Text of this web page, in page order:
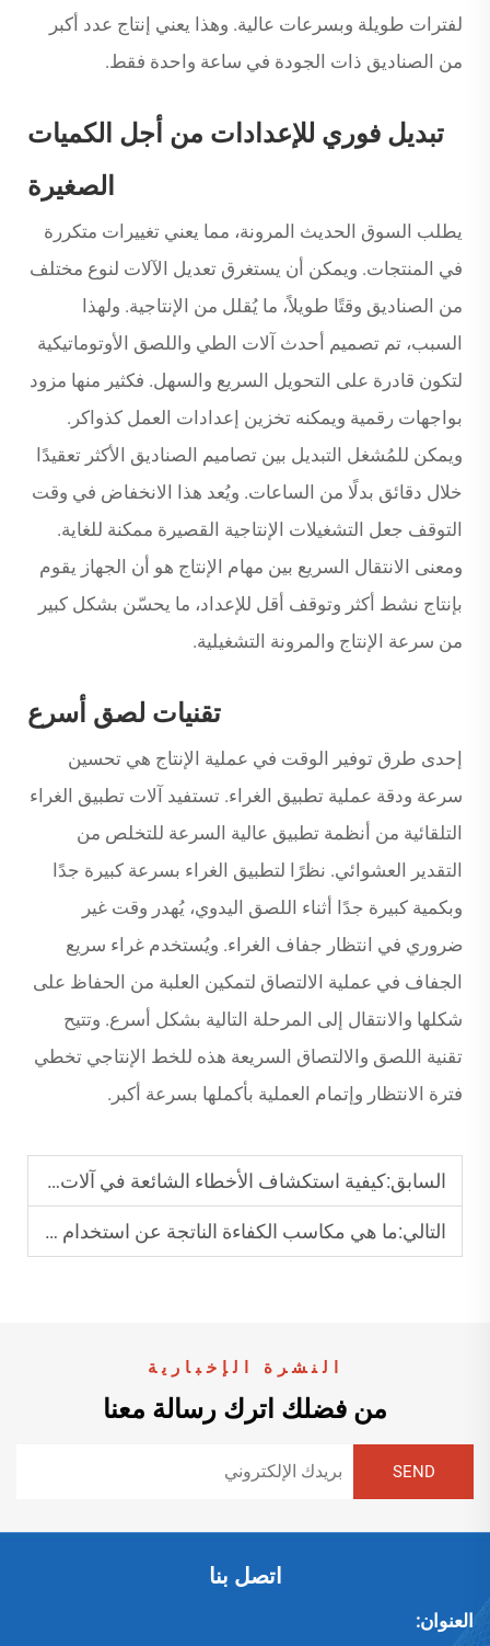
لفترات طويلة وبسرعات عالية. وهذا يعني إنتاج عدد أكبر
من الصناديق ذات الجودة في ساعة واحدة فقط.
تبديل فوري للإعدادات من أجل الكميات
الصغيرة
يطلب السوق الحديث المرونة، مما يعني تغييرات متكررة
في المنتجات. ويمكن أن يستغرق تعديل الآلات لنوع مختلف
من الصناديق وقتًا طويلاً، ما يُقلل من الإنتاجية. ولهذا
السبب، تم تصميم أحدث آلات الطي واللصق الأوتوماتيكية
لتكون قادرة على التحويل السريع والسهل. فكثير منها مزود
بواجهات رقمية ويمكنه تخزين إعدادات العمل كذواكر.
ويمكن للمُشغل التبديل بين تصاميم الصناديق الأكثر تعقيدًا
خلال دقائق بدلًا من الساعات. ويُعد هذا الانخفاض في وقت
التوقف جعل التشغيلات الإنتاجية القصيرة ممكنة للغاية.
ومعنى الانتقال السريع بين مهام الإنتاج هو أن الجهاز يقوم
بإنتاج نشط أكثر وتوقف أقل للإعداد، ما يحسّن بشكل كبير
من سرعة الإنتاج والمرونة التشغيلية.
تقنيات لصق أسرع
إحدى طرق توفير الوقت في عملية الإنتاج هي تحسين
سرعة ودقة عملية تطبيق الغراء. تستفيد آلات تطبيق الغراء
التلقائية من أنظمة تطبيق عالية السرعة للتخلص من
التقدير العشوائي. نظرًا لتطبيق الغراء بسرعة كبيرة جدًا
وبكمية كبيرة جدًا أثناء اللصق اليدوي، يُهدر وقت غير
ضروري في انتظار جفاف الغراء. ويُستخدم غراء سريع
الجفاف في عملية الالتصاق لتمكين العلبة من الحفاظ على
شكلها والانتقال إلى المرحلة التالية بشكل أسرع. وتتيح
تقنية اللصق والالتصاق السريعة هذه للخط الإنتاجي تخطي
فترة الانتظار وإتمام العملية بأكملها بسرعة أكبر.
السابق:كيفية استكشاف الأخطاء الشائعة في آلات طي وتركيب الكراتين تلقائيًا وإصلاحها؟
التالي:ما هي مكاسب الكفاءة الناتجة عن استخدام آلة طي الكرتون الأوتوماتيكية؟
النشرة الإخبارية
من فضلك اترك رسالة معنا
اتصل بنا
العنوان: